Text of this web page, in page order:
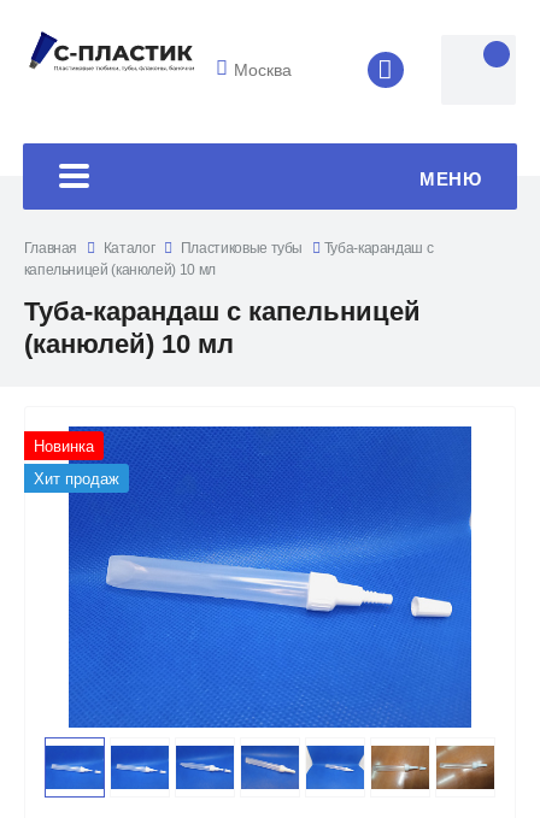
Москва 8 (4852) 33-
МЕНЮ
Главная Каталог Пластиковые тубы
Туба-карандаш с
капельницей (канюлей) 10 мл
Туба-карандаш с капельницей
(канюлей) 10 мл
Новинка
Хит продаж